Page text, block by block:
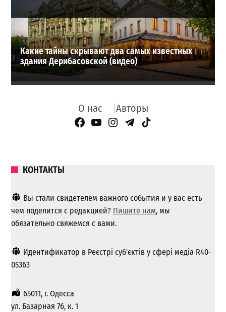
Какие тайны скрывают два самых известных
здания Дерибасовской (видео)
О нас Авторы
Facebook Page
YouTube
Instagram
Telegram
TikTok
КОНТАКТЫ
Вы стали свидетелем важного события и у вас есть
чем поделится с редакцией? Пишите нам, мы
обязательно свяжемся с вами.
Идентификатор в Реєстрі суб'єктів у сфері медіа R40-
05363
65011, г. Одесса
ул. Базарная 76, к. 1